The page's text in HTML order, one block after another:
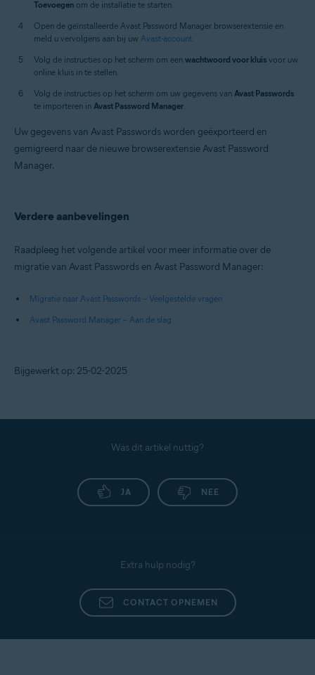
Toevoegen om de installatie te starten.
Open de geïnstalleerde Avast Password Manager browserextensie en
meld u vervolgens aan bij uw Avast-account.
Volg de instructies op het scherm om een wachtwoord voor kluis voor uw
online kluis in te stellen.
Volg de instructies op het scherm om uw gegevens van Avast Passwords
te importeren in Avast Password Manager.
Uw gegevens van Avast Passwords worden geëxporteerd en
gemigreerd naar de nieuwe browserextensie Avast Password
Manager.
Verdere aanbevelingen
Raadpleeg het volgende artikel voor meer informatie over de
migratie van Avast Passwords en Avast Password Manager:
Migratie naar Avast Passwords – Veelgestelde vragen
Avast Password Manager – Aan de slag
Bijgewerkt op: 25-02-2025
Was dit artikel nuttig?
JA NEE
Extra hulp nodig?
CONTACT OPNEMEN